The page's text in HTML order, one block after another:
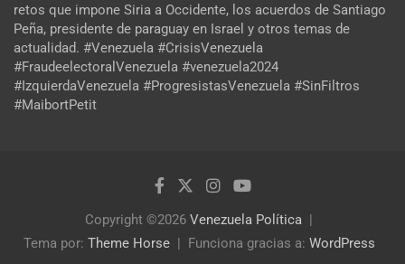
retos que impone Siria a Occidente, los acuerdos de Santiago
Peña, presidente de paraguay en Israel y otros temas de
actualidad. #Venezuela #CrisisVenezuela
#FraudeelectoralVenezuela #venezuela2024
#IzquierdaVenezuela #ProgresistasVenezuela #SinFiltros
#MaibortPetit
Copyright ©2026 Venezuela Política
Tema por: Theme Horse Funciona gracias a: WordPress